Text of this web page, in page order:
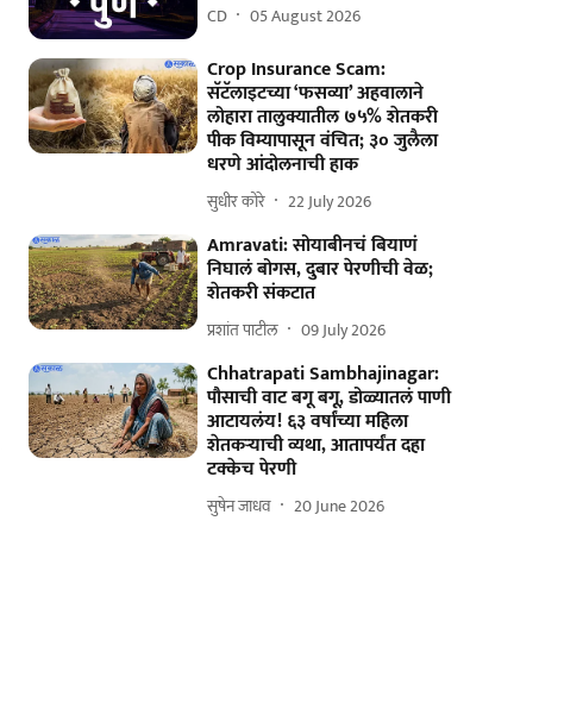
CD 05 August 2026
Crop Insurance Scam:
सॅटॅलाइटच्या ‘फसव्या’ अहवालाने
लोहारा तालुक्यातील ७५% शेतकरी
पीक विम्यापासून वंचित; ३० जुलैला
धरणे आंदोलनाची हाक
सुधीर कोरे 22 July 2026
Amravati: सोयाबीनचं बियाणं
निघालं बोगस, दुबार पेरणीची वेळ;
शेतकरी संकटात
प्रशांत पाटील 09 July 2026
Chhatrapati Sambhajinagar:
पौसाची वाट बगू बगू, डोळ्यातलं पाणी
आटायलंय! ६३ वर्षांच्या महिला
शेतकऱ्याची व्यथा, आतापर्यंत दहा
टक्केच पेरणी
सुषेन जाधव 20 June 2026